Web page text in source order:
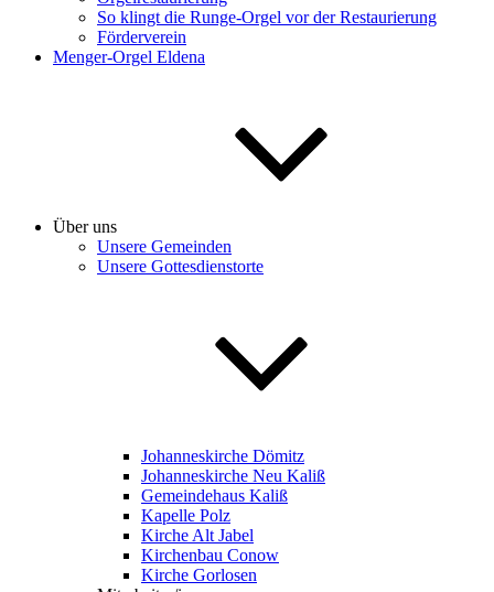
So klingt die Runge-Orgel vor der Restaurierung
Förderverein
Menger-Orgel Eldena
Über uns
Unsere Gemeinden
Unsere Gottesdienstorte
Johanneskirche Dömitz
Johanneskirche Neu Kaliß
Gemeindehaus Kaliß
Kapelle Polz
Kirche Alt Jabel
Kirchenbau Conow
Kirche Gorlosen